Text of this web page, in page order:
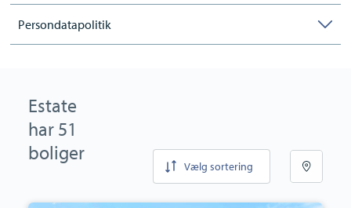
Persondatapolitik
Estate
har 51
boliger
Vælg sortering